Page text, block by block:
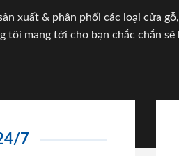
xuất & phân phối các loại cửa
tôi mang tới cho bạn chắc chắn
7